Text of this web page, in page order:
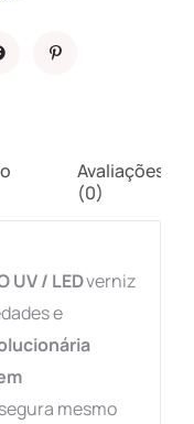
Avaliações
(0)
UV / LEDverniz
e
mesmo